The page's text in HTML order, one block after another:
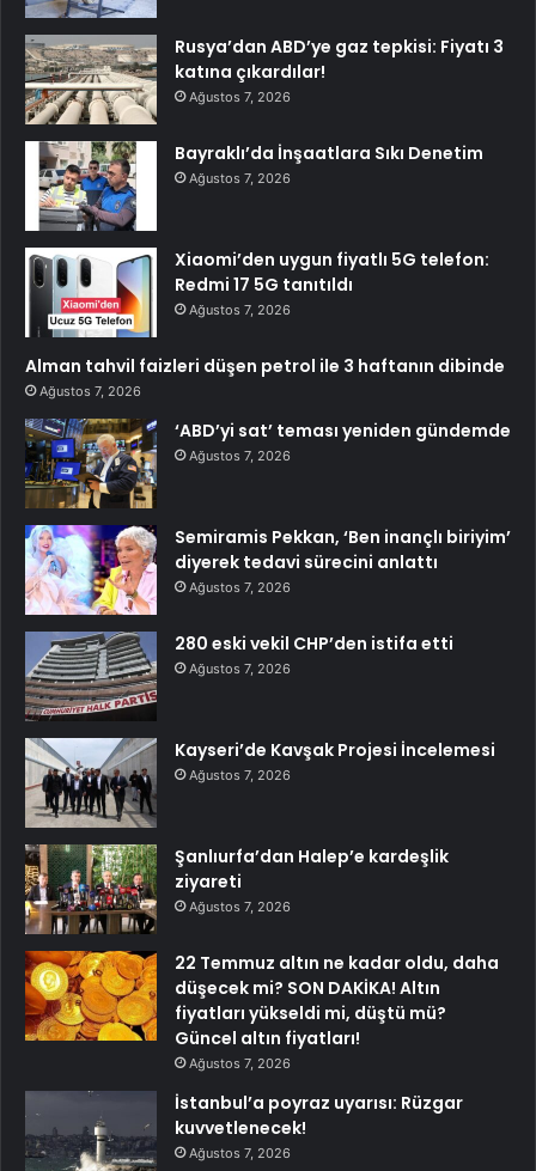
Rusya’dan ABD’ye gaz tepkisi: Fiyatı 3
katına çıkardılar!
Ağustos 7, 2026
Bayraklı’da İnşaatlara Sıkı Denetim
Ağustos 7, 2026
Xiaomi’den uygun fiyatlı 5G telefon:
Redmi 17 5G tanıtıldı
Ağustos 7, 2026
Alman tahvil faizleri düşen petrol ile 3 haftanın dibinde
Ağustos 7, 2026
‘ABD’yi sat’ teması yeniden gündemde
Ağustos 7, 2026
Semiramis Pekkan, ‘Ben inançlı biriyim’
diyerek tedavi sürecini anlattı
Ağustos 7, 2026
280 eski vekil CHP’den istifa etti
Ağustos 7, 2026
Kayseri’de Kavşak Projesi İncelemesi
Ağustos 7, 2026
Şanlıurfa’dan Halep’e kardeşlik
ziyareti
Ağustos 7, 2026
22 Temmuz altın ne kadar oldu, daha
düşecek mi? SON DAKİKA! Altın
fiyatları yükseldi mi, düştü mü?
Güncel altın fiyatları!
Ağustos 7, 2026
İstanbul’a poyraz uyarısı: Rüzgar
kuvvetlenecek!
Ağustos 7, 2026